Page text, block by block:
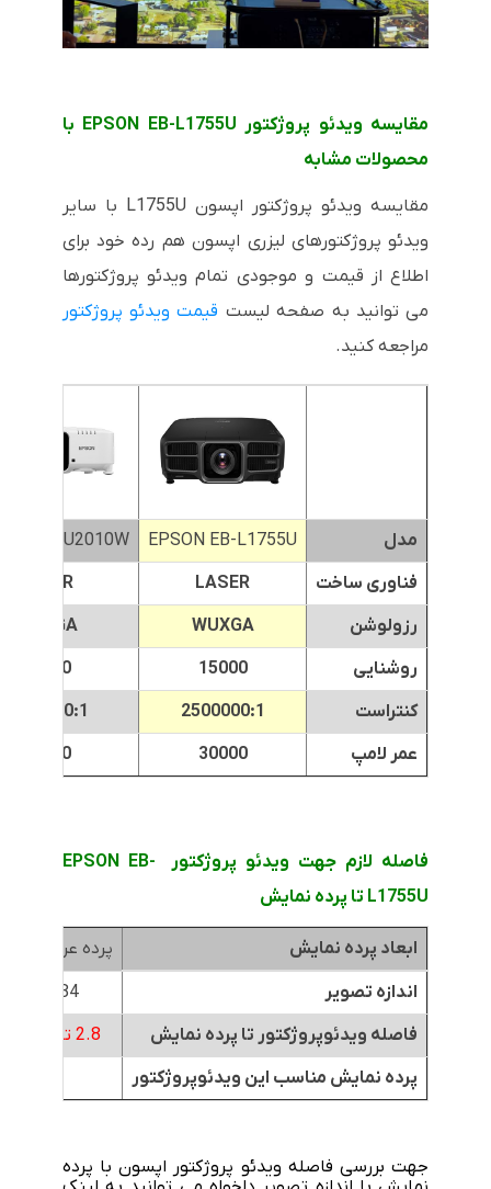
مقایسه ویدئو پروژکتور EPSON EB-L1755U با
محصولات مشابه
مقایسه ویدئو پروژکتور اپسون L1755U با سایر
ویدئو پروژکتورهای لیزری اپسون هم رده خود برای
اطلاع از قیمت و موجودی تمام ویدئو پروژکتورها
می توانید به صفحه لیست قیمت ویدئو پروژکتور
مراجعه کنید.
مدل EPSON EB-L1755U
EB-PU2010W
فناوری ساخت
LASER
LASER
رزولوشن
WUXGA
WUXGA
روشنایی
15000
10000
کنتراست
2500000:1
2500000:1
عمر لامپ
30000
30000
فاصله لازم جهت ویدئو پروژکتور EPSON EB-
L1755U تا پرده نمایش
ابعاد پرده نمایش
پرده عرض 1.8متر
اندازه تصویر
84 اینچ
فاصله ویدئوپروژکتور تا پرده نمایش
2.8 تا 4.6 متر
پرده نمایش مناسب این ویدئوپروژکتور
جهت بررسی فاصله ویدئو پروژکتور اپسون با پرده